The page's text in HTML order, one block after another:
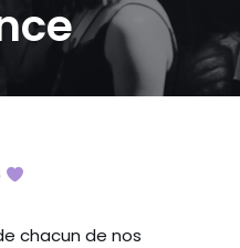
chacun de nos